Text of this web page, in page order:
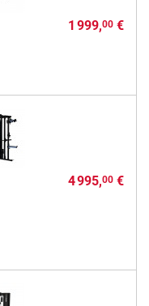
1 999,00€
4 995,00€